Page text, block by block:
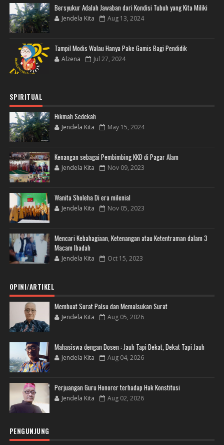
Bersyukur Adalah Jawaban dari Kondisi Tubuh yang Kita Miliki
Jendela Kita Aug 13, 2024
Tampil Modis Walau Hanya Pake Gamis Bagi Pendidik
Alzena Jul 27, 2024
SPIRITUAL
Hikmah Sedekah
Jendela Kita May 15, 2024
Kenangan sebagai Pembimbing KKD di Pagar Alam
Jendela Kita Nov 09, 2023
Wanita Sholeha Di era milenial
Jendela Kita Nov 05, 2023
Mencari Kebahagiaan, Ketenangan atau Ketentraman dalam 3
Macam Ibadah
Jendela Kita Oct 15, 2023
OPINI/ARTIKEL
Membuat Surat Palsu dan Memalsukan Surat
Jendela Kita Aug 05, 2026
Mahasiswa dengan Dosen : Jauh Tapi Dekat, Dekat Tapi Jauh
Jendela Kita Aug 04, 2026
Perjuangan Guru Honorer terhadap Hak Konstitusi
Jendela Kita Aug 02, 2026
PENGUNJUNG